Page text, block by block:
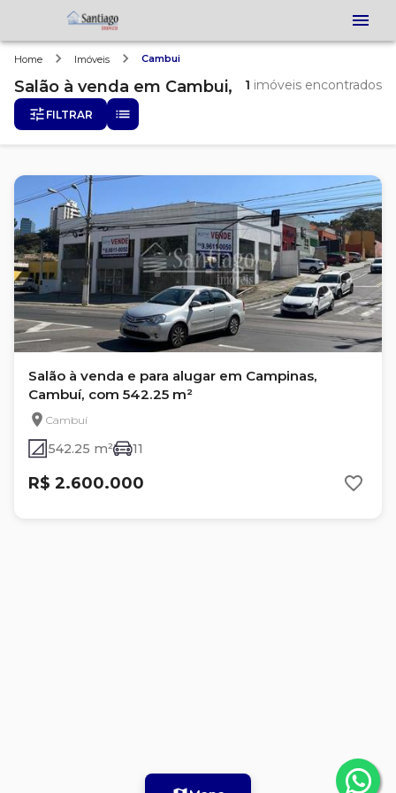
Home Imóveis Cambui
Salão à venda em Cambui, 1 imóveis encontrados
FILTRAR
Salão à venda e para alugar em Campinas,
Cambuí, com 542.25 m²
Cambuí
542.25 m² 11
R$ 2.600.000